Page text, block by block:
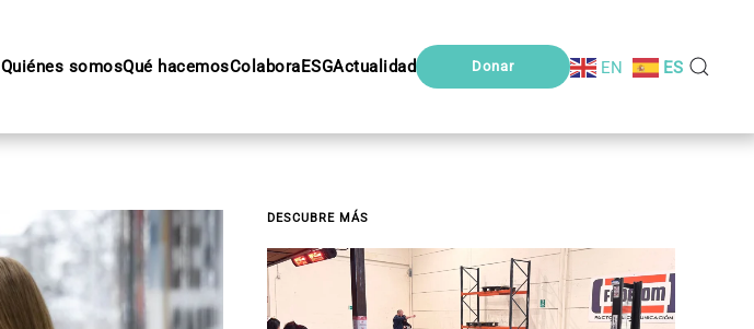
Quiénes somosQué hacemosColaboraESGActualidad Donar EN ES
DESCUBRE MÁS